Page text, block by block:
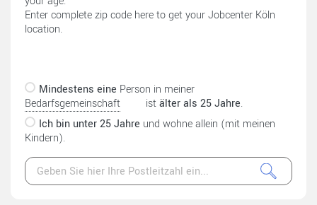
Enter complete zip code here to get your Jobcenter Köln
location.
Mindestens eine Person in meiner
Bedarfsgemeinschaft
istälter als 25 Jahre.
Ich bin unter 25 Jahre und wohne allein (mit meinen
Kindern).